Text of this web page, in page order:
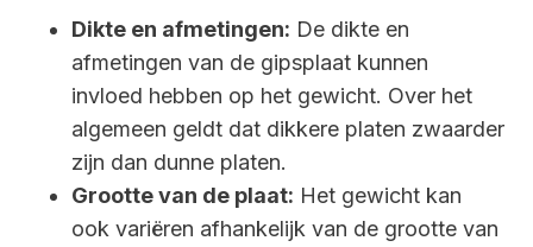
Dikte en afmetingen: De dikte en
afmetingen van de gipsplaat kunnen
invloed hebben op het gewicht. Over het
algemeen geldt dat dikkere platen zwaarder
zijn dan dunne platen.
Grootte van de plaat: Het gewicht kan
ook variëren afhankelijk van de grootte van